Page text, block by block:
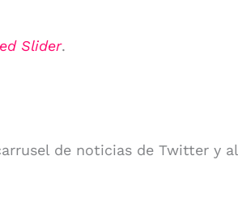
Slider.
de noticias de Twitter y al